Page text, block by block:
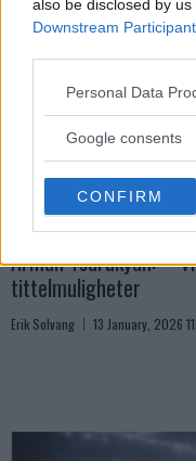
also be disclosed by
Downstream
Please note that this
not limited to your visit
use your data for
consent section.
Personal Data
Google consents
CONFIRM
ARMAN TSARUKYAN
Arman Tsarukyan: –
tittelmuligheter
Erik Solvang 13 January, 2026